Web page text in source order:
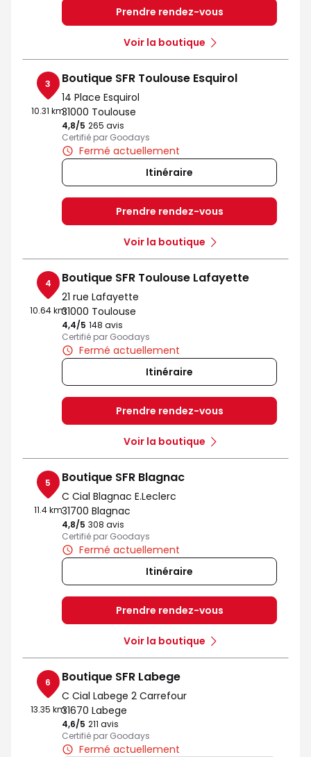
Prendre rendez-vous
Voir la boutique
3
10.31 km
Boutique SFR Toulouse Esquirol
14 Place Esquirol
31000 Toulouse
4,8/5 Note de 4.8 sur 5
265 avis
Certifié par Goodays
Fermé actuellement
Itinéraire
Prendre rendez-vous
Voir la boutique
4
10.64 km
Boutique SFR Toulouse Lafayette
21 rue Lafayette
31000 Toulouse
4,4/5 Note de 4.4 sur 5
148 avis
Certifié par Goodays
Fermé actuellement
Itinéraire
Prendre rendez-vous
Voir la boutique
5
11.4 km
Boutique SFR Blagnac
C Cial Blagnac E.Leclerc
31700 Blagnac
4,8/5 Note de 4.8 sur 5
308 avis
Certifié par Goodays
Fermé actuellement
Itinéraire
Prendre rendez-vous
Voir la boutique
6
13.35 km
Boutique SFR Labege
C Cial Labege 2 Carrefour
31670 Labege
4,6/5 Note de 4.6 sur 5
211 avis
Certifié par Goodays
Fermé actuellement